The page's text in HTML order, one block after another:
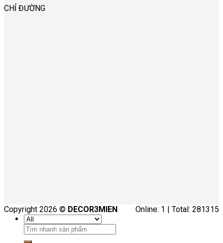
CHỈ ĐƯỜNG
Online: 1 | Total: 281315
Copyright 2026 © DECOR3MIEN
Tìm
kiếm: